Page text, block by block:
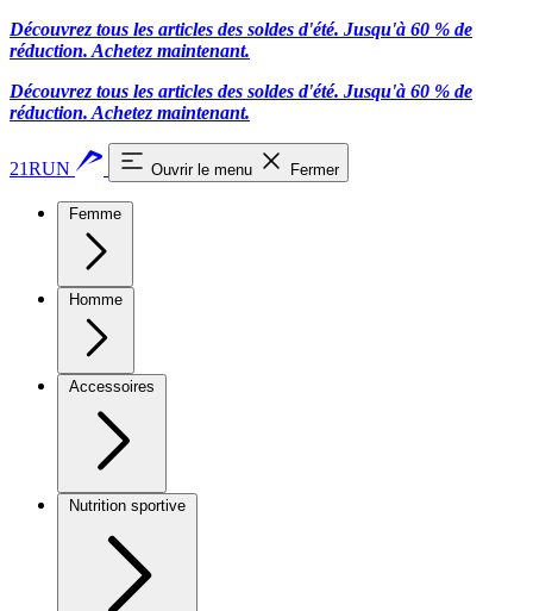
Découvrez tous les articles des soldes d'été. Jusqu'à 60 % de
réduction. Achetez maintenant.
Découvrez tous les articles des soldes d'été. Jusqu'à 60 % de
réduction. Achetez maintenant.
21RUN Ouvrir le menu Fermer
Femme
Homme
Accessoires
Nutrition sportive